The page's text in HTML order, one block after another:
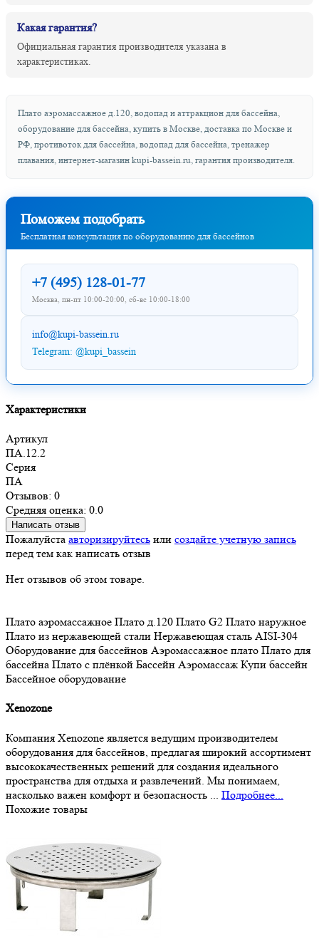
Какая гарантия?
Официальная гарантия производителя указана в
характеристиках.
Плато аэромассажное д.120, водопад и аттракцион для бассейна,
оборудование для бассейна, купить в Москве, доставка по Москве и
РФ, противоток для бассейна, водопад для бассейна, тренажер
плавания, интернет-магазин kupi-bassein.ru, гарантия производителя.
Поможем подобрать
Бесплатная консультация по оборудованию для бассейнов
+7 (495) 128-01-77
Москва, пн-пт 10:00-20:00, сб-вс 10:00-18:00
info@kupi-bassein.ru
Telegram: @kupi_bassein
Характеристики
Артикул
ПА.12.2
Серия
ПА
Отзывов: 0
Средняя оценка: 0.0
Написать отзыв
Пожалуйста авторизируйтесь или создайте учетную запись
перед тем как написать отзыв
Нет отзывов об этом товаре.
Плато аэромассажное Плато д.120 Плато G2 Плато наружное
Плато из нержавеющей стали Нержавеющая сталь AISI-304
Оборудование для бассейнов Аэромассажное плато Плато для
бассейна Плато с плёнкой Бассейн Аэромассаж Купи бассейн
Бассейное оборудование
Xenozone
Компания Xenozone является ведущим производителем
оборудования для бассейнов, предлагая широкий ассортимент
высококачественных решений для создания идеального
пространства для отдыха и развлечений. Мы понимаем,
насколько важен комфорт и безопасность ... Подробнее...
Похожие товары